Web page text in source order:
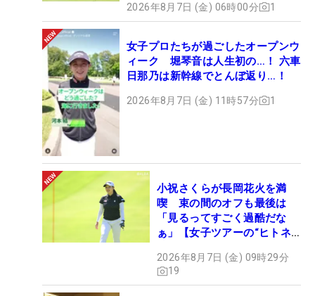
2026年8月7日 (金) 06時00分 1
女子プロたちが過ごしたオープンウ
ィーク 堀琴音は人生初の…！ 六車
日那乃は新幹線でとんぼ返り…！
2026年8月7日 (金) 11時57分 1
小祝さくらが長岡花火を満
喫 束の間のオフも最後は
「見るってすごく過酷だな
ぁ」【女子ツアーの“ヒトネ
2026年8月7日 (金) 09時29分
19